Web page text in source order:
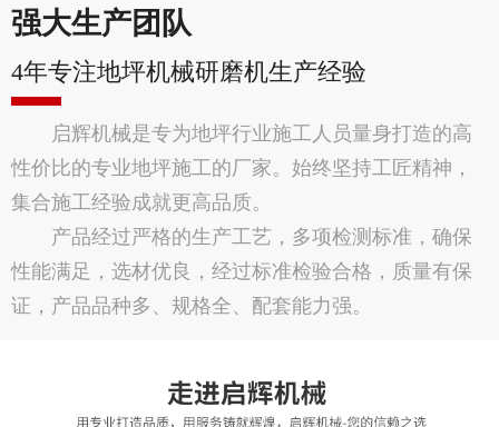
强大生产团队
4年专注地坪机械研磨机生产经验
启辉机械是专为地坪行业施工人员量身打造的高
性价比的专业地坪施工的厂家。始终坚持工匠精神，
集合施工经验成就更高品质。
产品经过严格的生产工艺，多项检测标准，确保
性能满足，选材优良，经过标准检验合格，质量有保
证，产品品种多、规格全、配套能力强。